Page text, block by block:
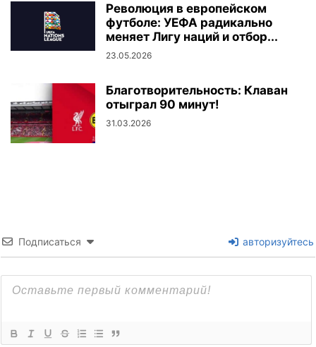
Революция в европейском
футболе: УЕФА радикально
меняет Лигу наций и отбор...
23.05.2026
Благотворительность: Клаван
отыграл 90 минут!
31.03.2026
Подписаться авторизуйтесь